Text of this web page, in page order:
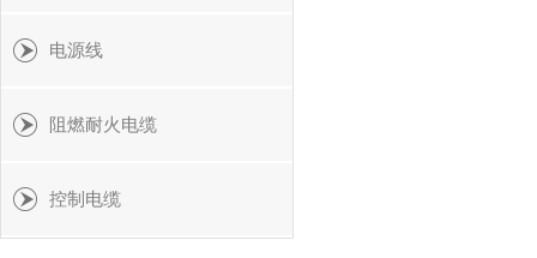
电源线
阻燃耐火电缆
控制电缆